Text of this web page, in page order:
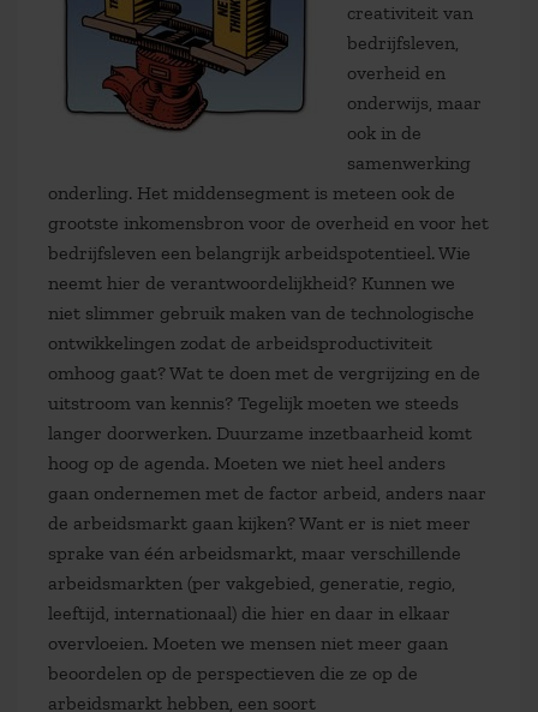
creativiteit van
bedrijfsleven,
overheid en
onderwijs, maar
ook in de
samenwerking
onderling. Het middensegment is meteen ook de
grootste inkomensbron voor de overheid en voor het
bedrijfsleven een belangrijk arbeidspotentieel. Wie
neemt hier de verantwoordelijkheid? Kunnen we
niet slimmer gebruik maken van de technologische
ontwikkelingen zodat de arbeidsproductiviteit
omhoog gaat? Wat te doen met de vergrijzing en de
uitstroom van kennis? Tegelijk moeten we steeds
langer doorwerken. Duurzame inzetbaarheid komt
hoog op de agenda. Moeten we niet heel anders
gaan ondernemen met de factor arbeid, anders naar
de arbeidsmarkt gaan kijken? Want er is niet meer
sprake van één arbeidsmarkt, maar verschillende
arbeidsmarkten (per vakgebied, generatie, regio,
leeftijd, internationaal) die hier en daar in elkaar
overvloeien. Moeten we mensen niet meer gaan
beoordelen op de perspectieven die ze op de
arbeidsmarkt hebben, een soort